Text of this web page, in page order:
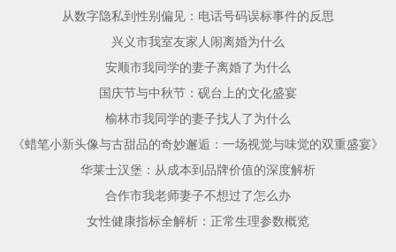
从数字隐私到性别偏见：电话号码误标事件的反思
兴义市我室友家人闹离婚为什么
安顺市我同学的妻子离婚了为什么
国庆节与中秋节：砚台上的文化盛宴
榆林市我同学的妻子找人了为什么
《蜡笔小新头像与古甜品的奇妙邂逅：一场视觉与味觉的双重盛宴》
华莱士汉堡：从成本到品牌价值的深度解析
合作市我老师妻子不想过了怎么办
女性健康指标全解析：正常生理参数概览